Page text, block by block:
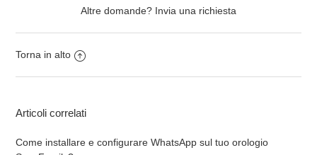
Altre domande? Invia una richiesta
Torna in alto
Articoli correlati
Come installare e configurare WhatsApp sul tuo orologio